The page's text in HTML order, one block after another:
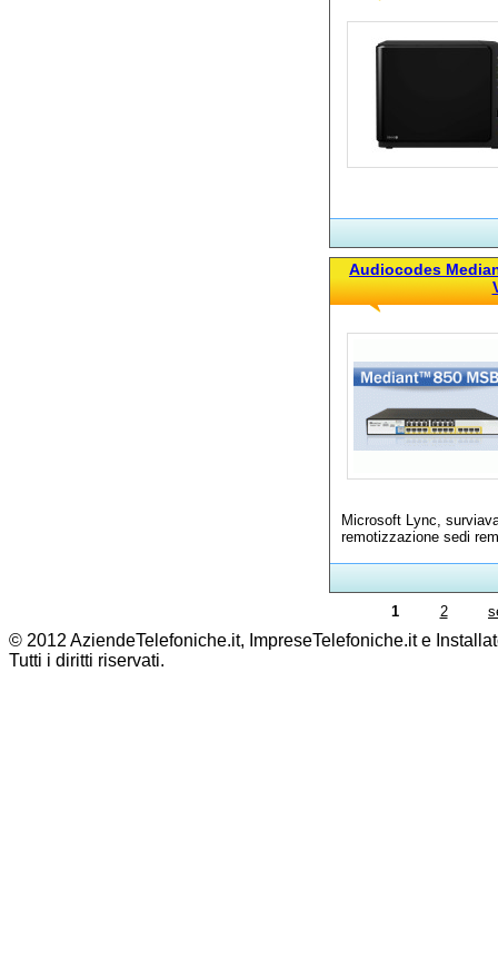
Audiocodes
Microsoft Lync,
remotizzazione sedi
1 2
© 2012 AziendeTelefoniche.it, ImpreseTelefoniche.it e
Tutti i diritti riservati.